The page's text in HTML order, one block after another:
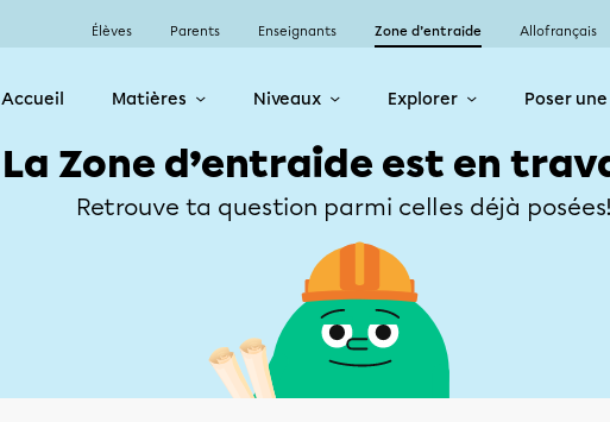
Élèves Parents Enseignants Zone d’entraide Allofrançais
Accueil Matières Niveaux Explorer Poser
La Zone d’entraide est en
Retrouve ta question parmi celles déjà